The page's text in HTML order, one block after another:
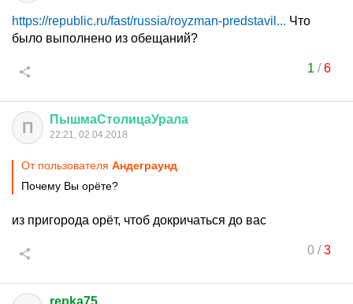
https://republic.ru/fast/russia/royzman-predstavil... Что
было выполнено из обещаний?
1 /6
П ПышмаСтолицаУрала
22:21, 02.04.2018
От пользователя Aндеграунд
Почему Вы орёте?
из пригорода орёт, чтоб докричаться до вас
0/3
repka75